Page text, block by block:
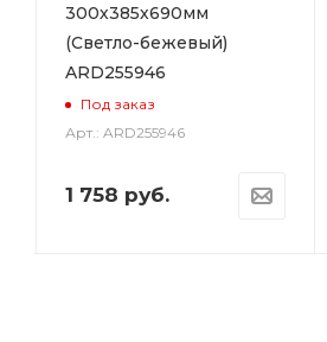
300х385х690мм
(Светло-бежевый)
ARD255946
Под заказ
Арт.: ARD255946
1 758 руб.